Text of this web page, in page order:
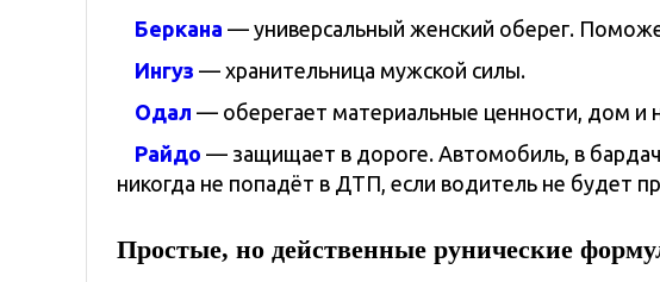
Беркана — универсальный женский оберег.
Ингуз — хранительница мужской силы.
Одал — оберегает материальные ценности, дом
Райдо — защищает в дороге. Автомобиль, в
никогда не попадёт в ДТП, если водитель не будет
Простые, но действенные рунические